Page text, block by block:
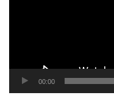
00:00